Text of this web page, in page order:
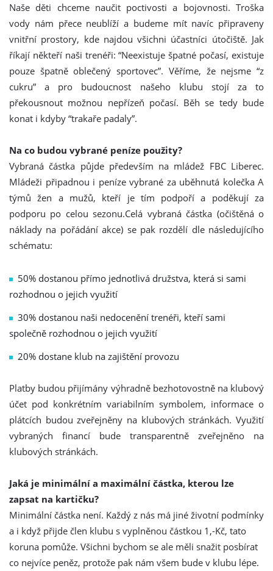
Naše děti chceme naučit poctivosti a bojovnosti. Troška
vody nám přece neublíží a budeme mít navíc připraveny
vnitřní prostory, kde najdou všichni účastníci útočiště. Jak
říkají někteří naši trenéři: “Neexistuje špatné počasí, existuje
pouze špatně oblečený sportovec”. Věříme, že nejsme “z
cukru” a pro budoucnost našeho klubu stojí za to
překousnout možnou nepřízeň počasí. Běh se tedy bude
konat i kdyby “trakaře padaly”.
Na co budou vybrané peníze použity?
Vybraná částka půjde především na mládež FBC Liberec.
Mládeži připadnou i peníze vybrané za uběhnutá kolečka A
týmů žen a mužů, kteří je tím podpoří a poděkují za
podporu po celou sezonu.Celá vybraná částka (očištěná o
náklady na pořádání akce) se pak rozdělí dle následujícího
schématu:
50% dostanou přímo jednotlivá družstva, která si sami
rozhodnou o jejich využití
30% dostanou naši nedocenění trenéři, kteří sami
společně rozhodnou o jejich využití
20% dostane klub na zajištění provozu
Platby budou přijímány výhradně bezhotovostně na klubový
účet pod konkrétním variabilním symbolem, informace o
plátcích budou zveřejněny na klubových stránkách. Využití
vybraných financí bude transparentně zveřejněno na
klubových stránkách.
Jaká je minimální a maximální částka, kterou lze
zapsat na kartičku?
Minimální částka není. Každý z nás má jiné životní podmínky
a i když přijde člen klubu s vyplněnou částkou 1,-Kč, tato
koruna pomůže. Všichni bychom se ale měli snažit posbírat
co nejvíce peněz, protože pak nám všem bude v klubu lépe.